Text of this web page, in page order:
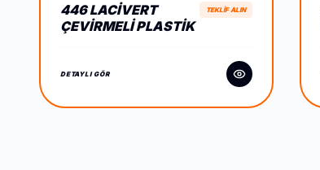
446 LACIVERT
ÇEVIRMELI PLASTIK
TEKLİF ALIN
DETAYLI GÖR